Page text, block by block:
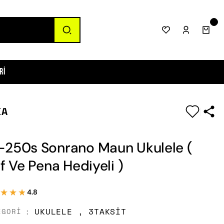
250s Sonrano Maun Ukulele (
Ve Pena Hediyeli )
4.8
UKULELE , 3TAKSIT